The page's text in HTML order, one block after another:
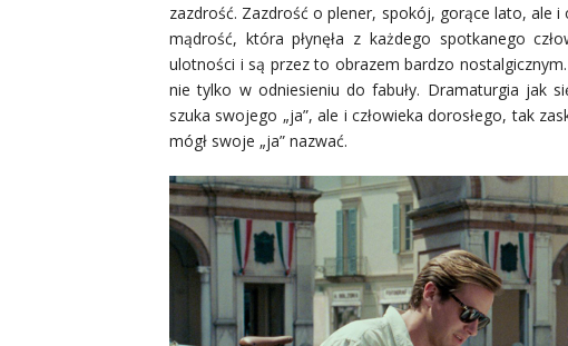
zazdrość. Zazdrość o plener, spokój, gorące lato,
mądrość, która płynęła z każdego spotkanego
ulotności i są przez to obrazem bardzo
nie tylko w odniesieniu do fabuły. Dramaturgia jak
szuka swojego „ja”, ale i człowieka dorosłego, tak
mógł swoje „ja” nazwać.